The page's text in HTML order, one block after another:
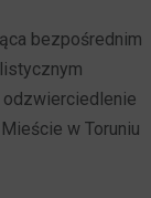
bezpośrednim
w Toruniu